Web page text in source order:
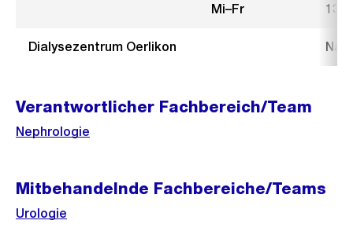
Mi–Fr
Dialysezentrum Oerlikon
Verantwortlicher Fachbereich/Team
Nephrologie
Mitbehandelnde Fachbereiche/Teams
Urologie